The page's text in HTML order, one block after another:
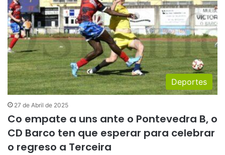
Deportes
27 de Abril de 2025
Co empate a uns ante o Pontevedra B, o
CD Barco ten que esperar para celebrar
o regreso a Terceira